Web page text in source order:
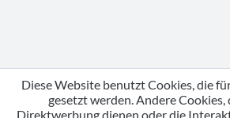
Diese Website benutzt Cookies, die
gesetzt werden. Andere
Direktwerbung dienen oder die